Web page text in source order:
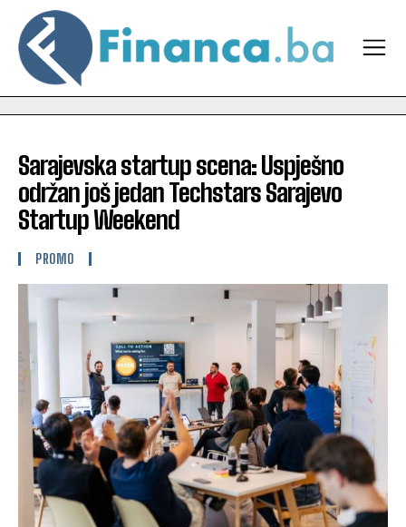
Sarajevska startup scena: Uspješno
održan još jedan Techstars Sarajevo
Startup Weekend
PROMO